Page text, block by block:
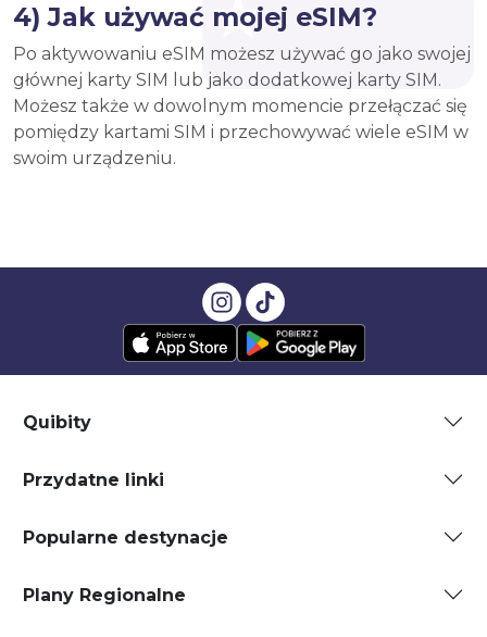
4) Jak używać mojej eSIM?
Po aktywowaniu eSIM możesz używać go jako swojej
głównej karty SIM lub jako dodatkowej karty SIM.
Możesz także w dowolnym momencie przełączać się
pomiędzy kartami SIM i przechowywać wiele eSIM w
swoim urządzeniu.
Quibity
Przydatne linki
Popularne destynacje
Plany Regionalne